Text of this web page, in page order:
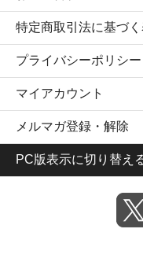
特定商取引法に基づ
プライバシーポリシー
マイアカウント
メルマガ登録・解除
PC版表示に切り替え